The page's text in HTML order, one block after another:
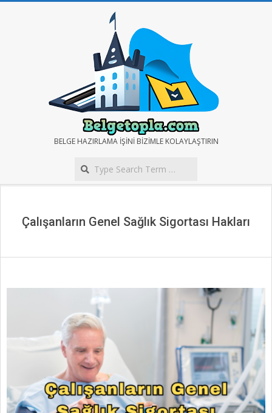
BELGE
TOPLA
BELGE HAZIRLAMA IŞINI BIZIMLE KOLAYLAŞTIRIN
Çalışanların Genel Sağlık Sigortası Hakları